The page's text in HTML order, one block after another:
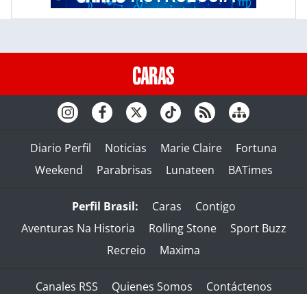
Diario Perfil Noticias Marie Claire
Fortuna
Weekend
Parabrisas Lunateen BATimes
Perfil Brasil: Caras
Contigo
Aventuras Na Historia
Rolling Stone
Sport Buzz
Recreio
Maxima
Canales RSS Quienes Somos Contáctenos